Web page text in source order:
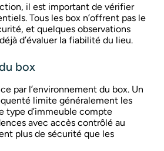
il est important de vérifier
Tous les box n’offrent pas le
et quelques observations
d’évaluer la fiabilité du lieu.
box
par l’environnement du box. Un
limite généralement les
type d’immeuble compte
avec accès contrôlé au
plus de sécurité que les